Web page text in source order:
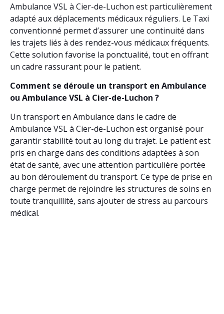
Ambulance VSL à Cier-de-Luchon est particulièrement
adapté aux déplacements médicaux réguliers. Le Taxi
conventionné permet d’assurer une continuité dans
les trajets liés à des rendez-vous médicaux fréquents.
Cette solution favorise la ponctualité, tout en offrant
un cadre rassurant pour le patient.
Comment se déroule un transport en Ambulance
ou Ambulance VSL à Cier-de-Luchon ?
Un transport en Ambulance dans le cadre de
Ambulance VSL à Cier-de-Luchon est organisé pour
garantir stabilité tout au long du trajet. Le patient est
pris en charge dans des conditions adaptées à son
état de santé, avec une attention particulière portée
au bon déroulement du transport. Ce type de prise en
charge permet de rejoindre les structures de soins en
toute tranquillité, sans ajouter de stress au parcours
médical.